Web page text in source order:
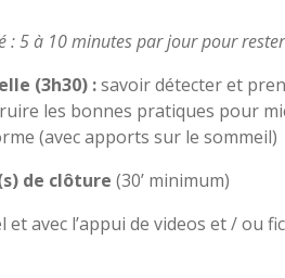
: 5 à 10 minutes par jour pour
(3h30) :savoir détecter et
les bonnes pratiques pour
(avec apports sur le sommeil)
de clôture (30’ minimum)
avec l’appui de videos et / ou